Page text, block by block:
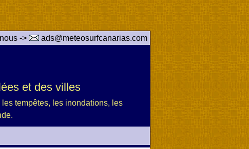
-> ads@meteosurfcanarias.com
et des villes
tempêtes, les inondations, les